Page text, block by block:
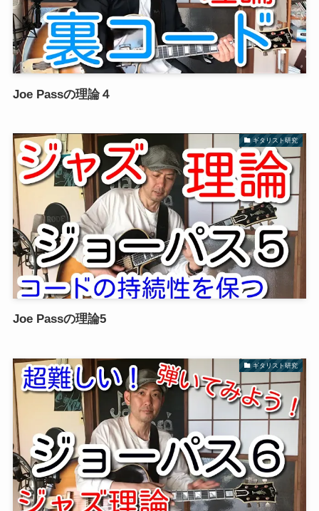
Joe Passの理論４
ギタリスト研究
Joe Passの理論5
ギタリスト研究